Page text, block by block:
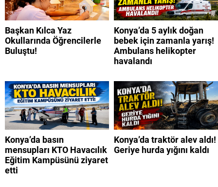
Başkan Kılca Yaz
Okullarında Öğrencilerle
Buluştu!
Konya’da 5 aylık doğan
bebek için zamanla yarış!
Ambulans helikopter
havalandı
Konya’da basın
mensupları KTO Havacılık
Eğitim Kampüsünü ziyaret
etti
Konya’da traktör alev aldı!
Geriye hurda yığını kaldı